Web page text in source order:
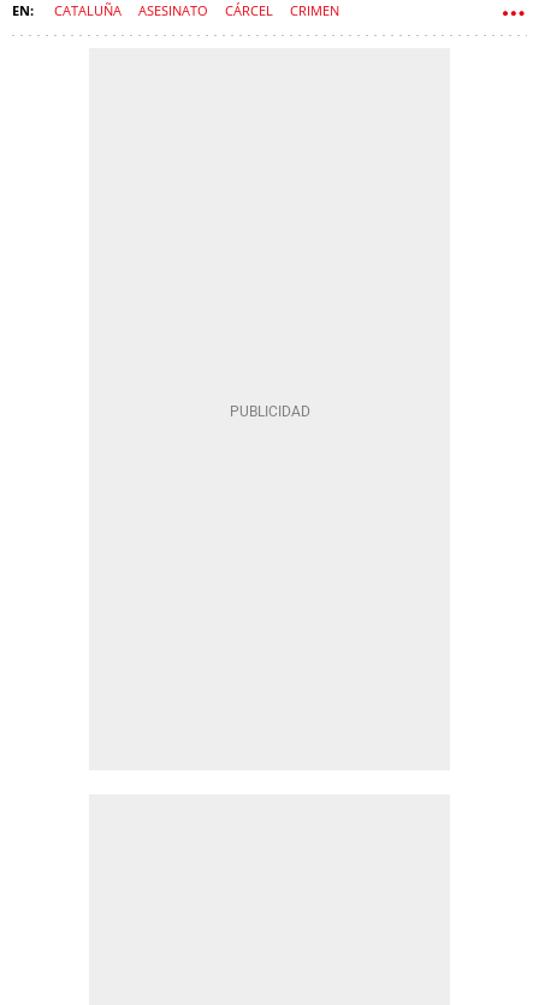
CATALUÑA ASESINATO CÁRCEL CRIMEN